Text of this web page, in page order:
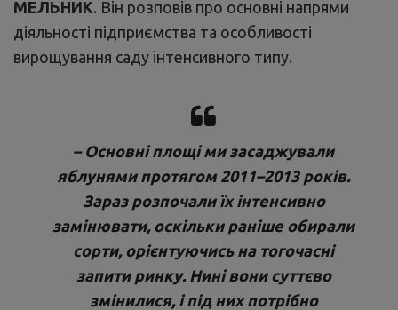
МЕЛЬНИК. Він розповів про основні напрями
діяльності підприємства та особливості
вирощування саду інтенсивного типу.
– Основні площі ми засаджували
яблунями протягом 2011–2013 років.
Зараз розпочали їх інтенсивно
замінювати, оскільки раніше обирали
сорти, орієнтуючись на тогочасні
запити ринку. Нині вони суттєво
змінилися, і під них потрібно